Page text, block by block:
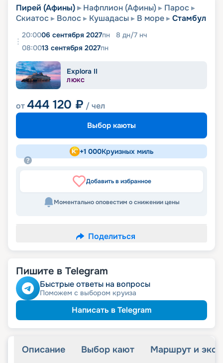
Пирей (Афины) Нафплион (Афины)
Парос
Скиатос
Волос Кушадасы В море Стамбул
20:0006 сентября 2027пн 8 дн/7 нч
08:0013 сентября 2027пн
Explora II
ЛЮКС
от444 120 ₽ / чел
Выбор каюты
+1 000Круизных миль
Добавить в избранное
Моментально оповестим о снижении цены
Поделиться
Пишите в Telegram
Быстрые ответы на вопросы
Поможем с выбором круиза
Написать в Telegram
Описание Выбор кают Маршрут и